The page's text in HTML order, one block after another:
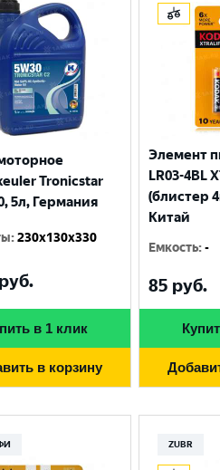
Tronicstar
5л, Германия
:230x130x330
руб.
в 1 клик
в корзину
Элемент
LR03-4BL
(блистер
Китай
Емкость:-
85 руб.
ZUBR
город
Смоленск